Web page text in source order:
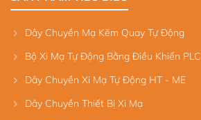
Dây Chuyền Mạ Kẽm Quay Tự Động
Bộ Xi Mạ Tự Động Bằng Điều Khiển PLC
Dây Chuyền Xi Mạ Tự Động HT - ME
Dây Chuyền Thiết Bị Xi Mạ